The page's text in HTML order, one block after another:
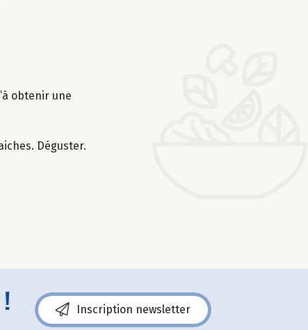
obtenir une
Déguster.
Inscription newsletter